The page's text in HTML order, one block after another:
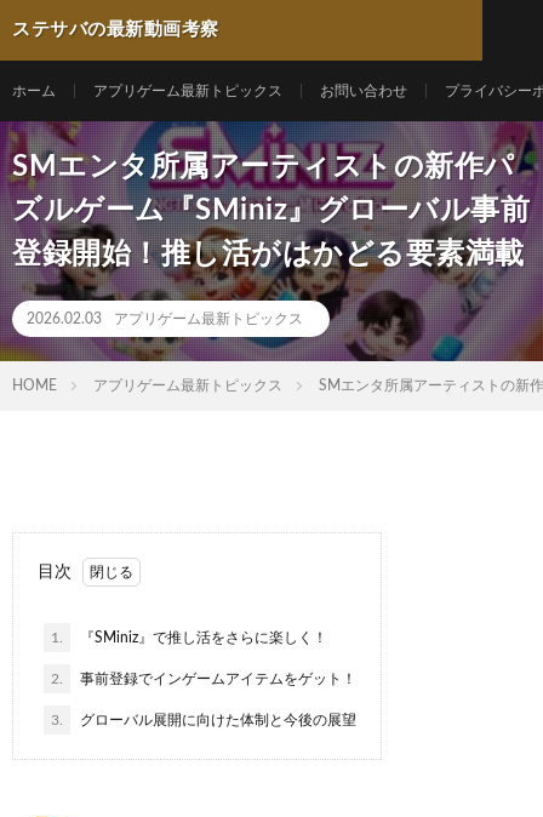
ステサバの最新動画考察
ホーム アプリゲーム最新トピックス お問い合わせ プライバシー
SMエンタ所属アーティストの新作パ
ズルゲーム『SMiniz』グローバル事前
登録開始！推し活がはかどる要素満載
2026.02.03 アプリゲーム最新トピックス
HOME アプリゲーム最新トピックス SMエンタ所属アーティストの新
目次
1. 『SMiniz』で推し活をさらに楽しく！
2. 事前登録でインゲームアイテムをゲット！
3. グローバル展開に向けた体制と今後の展望